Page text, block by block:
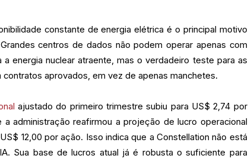
constante de energia elétrica é o principal motivo
centros de dados não podem operar apenas com
energia nuclear atraente, mas o verdadeiro teste para as
aprovados, em vez de apenas manchetes.
ajustado do primeiro trimestre subiu para US$ 2,74 por
a administração reafirmou a projeção de lucro operacional
12,00 por ação. Isso indica que a Constellation não está
Sua base de lucros atual já é robusta o suficiente para